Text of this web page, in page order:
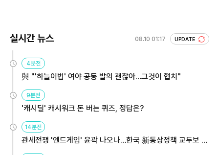
실시간 뉴스 08.10 01:17 UPDATE
4분전
與 "'하늘이법' 여야 공동 발의 괜찮아…그것이 협치"
9분전
'캐시딜' 캐시워크 돈 버는 퀴즈, 정답은?
14분전
관세전쟁 '엔드게임' 윤곽 나오나…한국 新통상정책 교두보 활